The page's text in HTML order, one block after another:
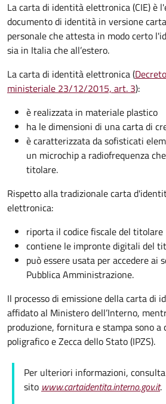
La carta di identità elettronica (CIE) è
documento di identità in versione
personale che attesta in modo certo
sia in Italia che all’estero.
La carta di identità elettronica (Decreto
ministeriale 23/12/2015, art. 3):
è realizzata in materiale plastico
ha le dimensioni di una carta di
è caratterizzata da sofisticati
un microchip a radiofrequenza
titolare.
Rispetto alla tradizionale carta
elettronica:
riporta il codice fiscale del titolare
contiene le impronte digitali del
può essere usata per accedere ai
Pubblica Amministrazione.
Il processo di emissione della carta di
affidato al Ministero dell’Interno,
produzione, fornitura e stampa sono a
poligrafico e Zecca dello Stato (IPZS).
Per ulteriori informazioni,
sito www.cartaidentita.interno.gov.it.